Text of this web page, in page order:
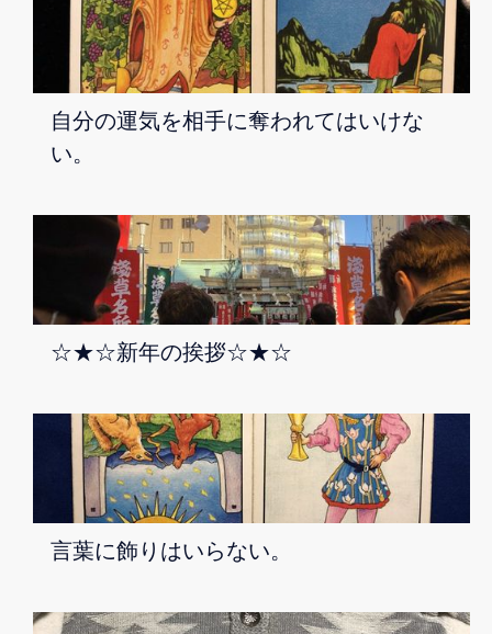
自分の運気を相手に奪われてはいけな
い。
☆★☆新年の挨拶☆★☆
言葉に飾りはいらない。